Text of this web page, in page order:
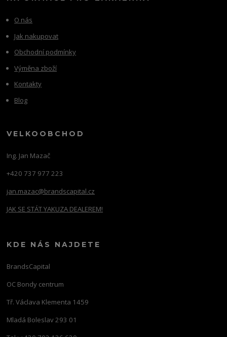
O nás
Jak nakupovat
Obchodní podmínky
Výměna zboží
Kontakty
Blog
VELKOOBCHOD
Ing. Jan Mazač
+420 737 977 223
jan.mazac@brandscapital.cz
JAK SE STÁT YAKUZA DEALEREM!
KDE NÁS NAJDETE
BrandsCapital
OC Bondy centrum
Tř. Václava Klementa 1459
Mladá Boleslav 293 01